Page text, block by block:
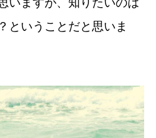
ということだと思いま